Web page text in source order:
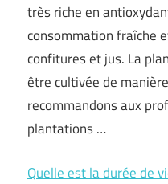
très riche en
consommation fraîche
confitures et jus. La
être cultivée de
recommandons aux
plantations …
Quelle est la durée de